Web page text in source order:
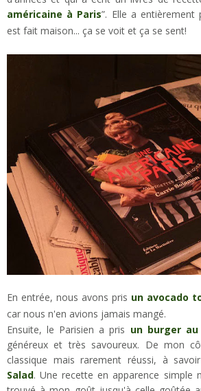
américaine à Paris”. Elle a
est fait maison... ça se voit et ça se sent!
En entrée, nous avons pris un avocado
car nous n'en avions jamais mangé.
Ensuite, le Parisien a pris un burger
généreux et très savoureux. De mon
classique mais rarement réussi, à savoir
Salad. Une recette en apparence simple